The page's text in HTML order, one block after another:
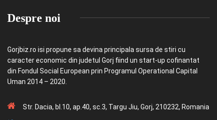
Despre noi
Gorjbiz.ro isi propune sa devina principala sursa de stiri cu
caracter economic din judetul Gorj fiind un start-up cofinantat
din Fondul Social European prin Programul Operational Capital
Uman 2014 – 2020.
Str. Dacia, bl.10, ap.40, sc.3, Targu Jiu, Gorj, 210232, Romania